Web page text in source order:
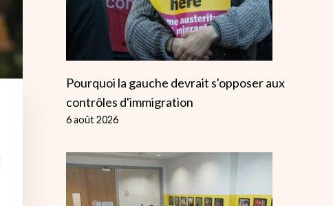
Pourquoi la gauche devrait s'opposer aux
contrôles d'immigration
6 août 2026